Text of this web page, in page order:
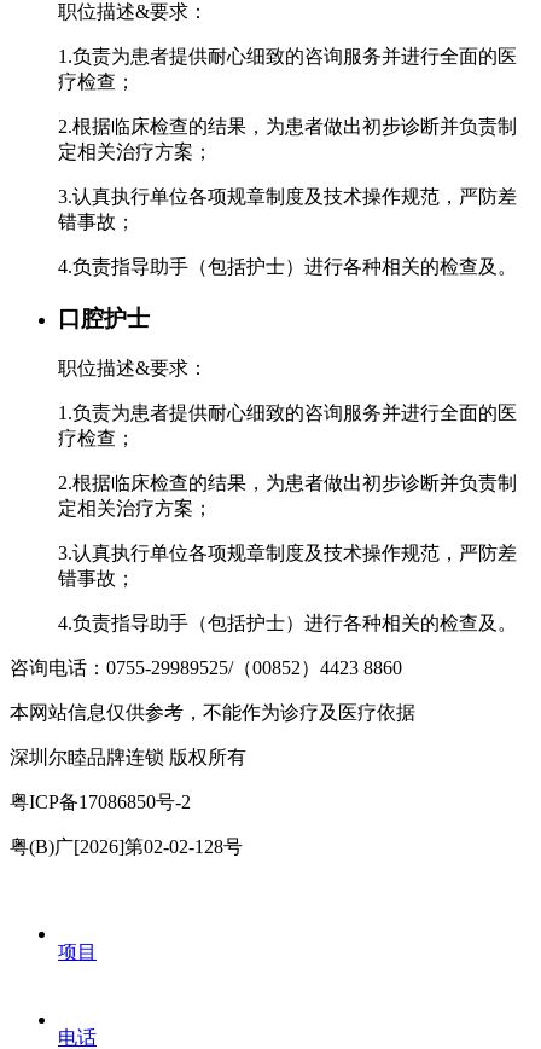
职位描述&要求：
1.负责为患者提供耐心细致的咨询服务并进行全面的医
疗检查；
2.根据临床检查的结果，为患者做出初步诊断并负责制
定相关治疗方案；
3.认真执行单位各项规章制度及技术操作规范，严防差
错事故；
4.负责指导助手（包括护士）进行各种相关的检查及。
口腔护士
职位描述&要求：
1.负责为患者提供耐心细致的咨询服务并进行全面的医
疗检查；
2.根据临床检查的结果，为患者做出初步诊断并负责制
定相关治疗方案；
3.认真执行单位各项规章制度及技术操作规范，严防差
错事故；
4.负责指导助手（包括护士）进行各种相关的检查及。
咨询电话：0755-29989525/（00852）4423 8860
本网站信息仅供参考，不能作为诊疗及医疗依据
深圳尔睦品牌连锁 版权所有
粤ICP备17086850号-2
粤(B)广[2026]第02-02-128号
项目
电话